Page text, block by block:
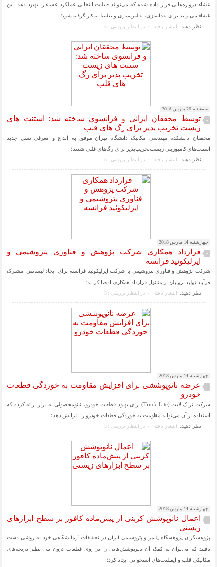
غشاء دروازه‌هایی قرار داده شده که می‌تواند قابلیت انتخابی عملکرد غشاء را بهبود دهد. این
غشاء می‌تواند برای جداسازی، خالص‌سازی و تغلیظ به کار گرفته شود؛
نظر دهيد.
انتشار یافته : ۰ در انتظار بررسی : 5
سه‌شنبه 20 مارس 2018
-
توسط محققان ایرانی و فرانسوی ساخته شد: استنت های
زیست تخریب پذیر برای رگ های قلب
محققان دانشکده مهندسی مکانیک دانشگاه تهران موفق به ابداع و معرفی نسل جدید
استنت‌های کامپوزیتی زیست‌تخریب‌پذیر برای رگ‌های قلبی شدند؛
نظر دهيد.
انتشار یافته : ۰ در انتظار بررسی : 5
چهارشنبه 14 مارس 2018
-
قرارداد همکاری شرکت پژوهش و فناوری پتروشیمی و
ایرلیکوئید فرانسه
شرکت پژوهش و فناوری پتروشیمی با شرکت ایرلیکوئید فرانسه برای ایجاد لیسانس مشترک
فرآیند تولید پروپیلن از متانول قرارداد همکاری امضا کردند؛
نظر دهيد.
انتشار یافته : ۰ در انتظار بررسی : 5
چهارشنبه 14 مارس 2018
-
عرضه نانوپوششی برای افزایش مقاومت به خوردگی قطعات
خودرو
شرکت تراک لایت (Truck-Lite) برای بهبود قطعات خودرو، نانومحصولی به بازار ارائه کرده که
استفاده از آن می‌تواند مقاومت به خوردگی قطعات خودرو را افزایش دهد؛
نظر دهيد.
انتشار یافته : ۰ در انتظار بررسی : 5
چهارشنبه 14 مارس 2018
-
اعمال نانوپوشش کربنی از پیش‌ماده کافور بر سطح ابزارهای
زیستی
پژوهشگران پژوهشگاه پلیمر و پتروشیمی ایران در تحقیقات آزمایشگاهی خود به روشی دست
یافتند که می‌توان به کمک آن نانوپوشش‌هایی را بر روی قطعات درون تنی نظیر دریچه‌های
مکانیکی قلب و ایمپلنت‌های استخوانی ایجاد کرد؛